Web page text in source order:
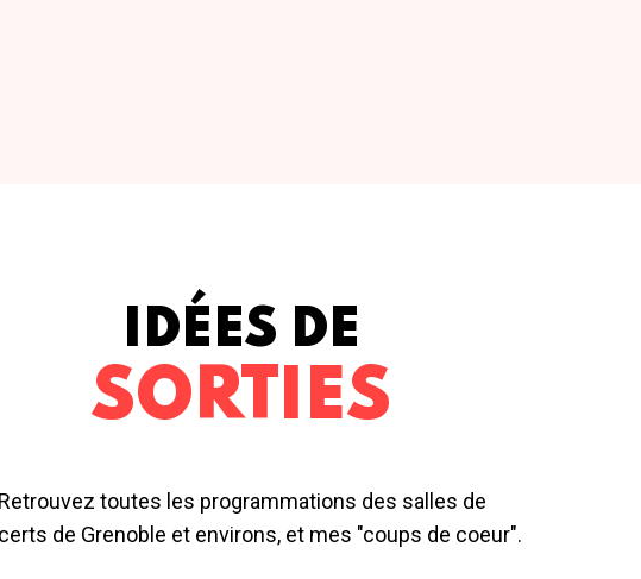
IDÉES DE
SORTIES
Retrouvez toutes les programmations des salles de
de Grenoble et environs, et mes "coups de coeur".